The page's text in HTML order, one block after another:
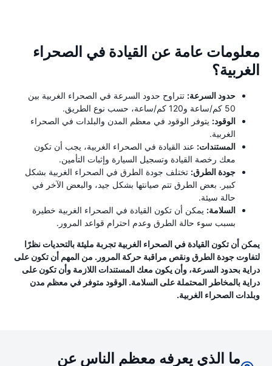
معلومات عامة عن القيادة في الصحراء
الغربية؟
حدود السرعة: تتراوح حدود السرعة في الصحراء الغربية بين
50 كم/ساعة و120 كم/ساعة، حسب نوع الطريق.
الوقود: يتوفر الوقود في معظم المدن والبلدات في الصحراء
الغربية.
المستندات: عند القيادة في الصحراء الغربية، يجب أن تكون
معك رخصة القيادة وتسجيل السيارة وإثبات التأمين.
جودة الطرق: تختلف جودة الطرق في الصحراء الغربية بشكل
كبير. بعض الطرق تتم صيانتها بشكل جيد، والبعض الآخر في
حالة سيئة.
السلامة: يمكن أن تكون القيادة في الصحراء الغربية خطيرة
بسبب سوء حالة الطرق وعدم احترام قواعد المرور.
يمكن أن تكون القيادة في الصحراء الغربية تجربة مليئة بالتحديات نظرًا
لتفاوت جودة الطرق ونقص مراقبة حركة المرور. من المهم أن تكون على
دراية بحدود السرعة، وأن يكون معك المستندات اللازمة وأن تكون على
دراية بالمخاطر المحتملة على السلامة. الوقود متوفر في معظم مدن
وبلدات الصحراء الغربية.
ما الذي يعرفه معظم الناس عن